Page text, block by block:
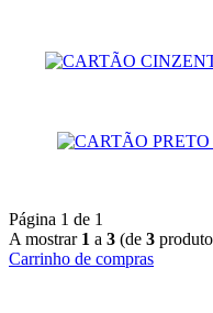
Página 1 de 1
A mostrar 1 a 3 (de 3
Carrinho de compras